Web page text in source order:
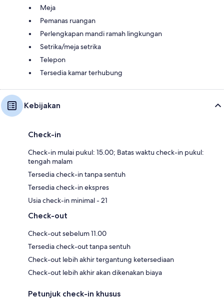
Meja
Pemanas ruangan
Perlengkapan mandi ramah lingkungan
Setrika/meja setrika
Telepon
Tersedia kamar terhubung
Kebijakan
Check-in
Check-in mulai pukul: 15.00; Batas waktu check-in pukul:
tengah malam
Tersedia check-in tanpa sentuh
Tersedia check-in ekspres
Usia check-in minimal - 21
Check-out
Check-out sebelum 11.00
Tersedia check-out tanpa sentuh
Check-out lebih akhir tergantung ketersediaan
Check-out lebih akhir akan dikenakan biaya
Petunjuk check-in khusus